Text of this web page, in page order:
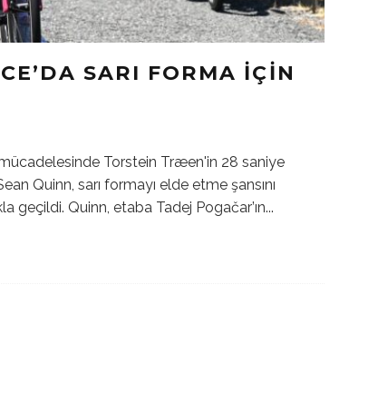
SARI FORMA IÇIN
Torstein Træen'in 28 saniye
Quinn, sarı formayı elde etme şansını
geçildi. Quinn, etaba Tadej Pogačar’ın...